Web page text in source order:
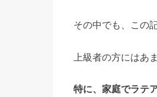
その中でも、この
上級者の方にはあ
特に、家庭でラテ